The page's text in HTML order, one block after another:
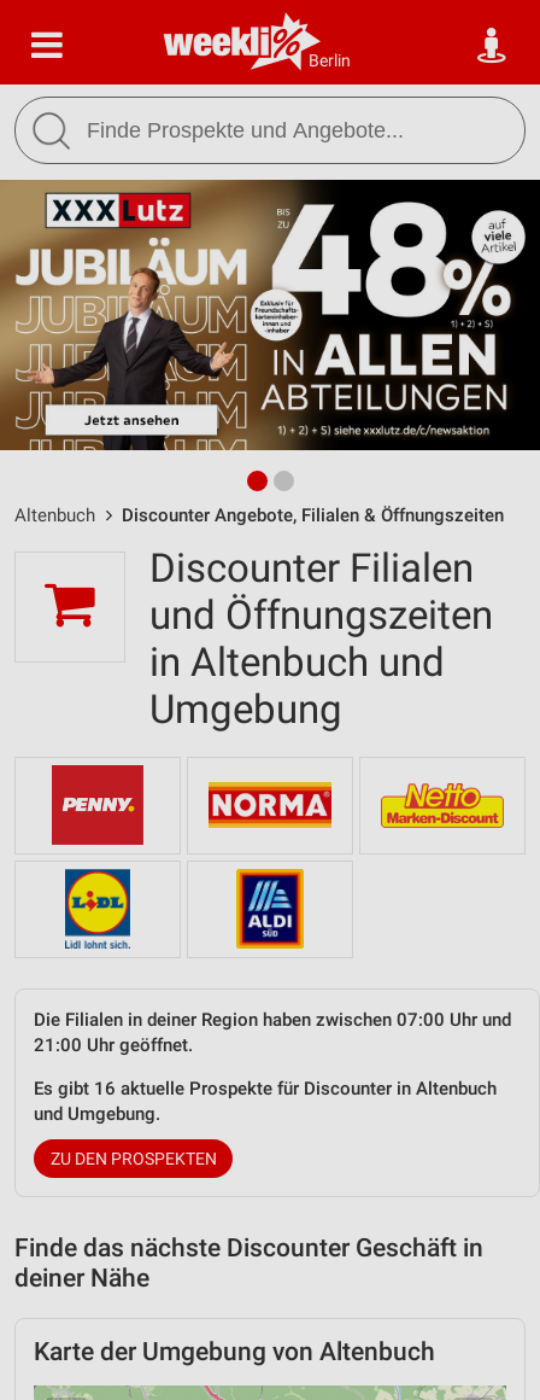
Berlin
Altenbuch Discounter Angebote, Filialen & Öffnungszeiten
Discounter Filialen
und Öffnungszeiten
in Altenbuch und
Umgebung
Die Filialen in deiner Region haben zwischen 07:00 Uhr und
21:00 Uhr geöffnet.
Es gibt 16 aktuelle Prospekte für Discounter in Altenbuch
und Umgebung.
ZU DEN PROSPEKTEN
Finde das nächste Discounter Geschäft in
deiner Nähe
Karte der Umgebung von Altenbuch